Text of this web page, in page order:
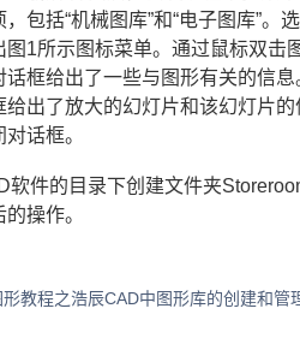
包括“机械图库”和“电子图库”。
图1所示图标菜单。通过鼠标双击
话框给出了一些与图形有关的信
给出了放大的幻灯片和该幻灯片
话框。
软件的目录下创建文件夹
操作。
形教程之浩辰CAD中图形库的创建和管